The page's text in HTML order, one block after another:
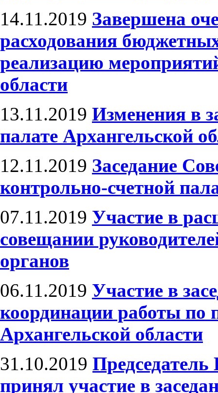
14.11.2019 Завершена
расходования
реализацию
области
13.11.2019 Изменения в
палате Архангельской
12.11.2019 Заседание
контрольно-счетной
07.11.2019 Участие в
совещании
органов
06.11.2019 Участие в
координации работы по
Архангельской области
31.10.2019
принял участие в